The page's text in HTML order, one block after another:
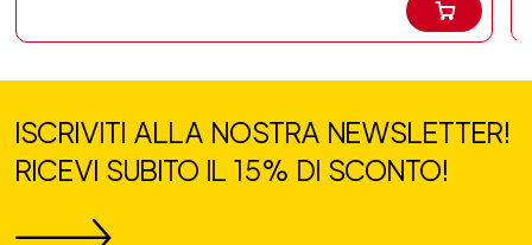
ISCRIVITI ALLA NOSTRA NEWSLETTER!
RICEVI SUBITO IL 15% DI SCONTO!